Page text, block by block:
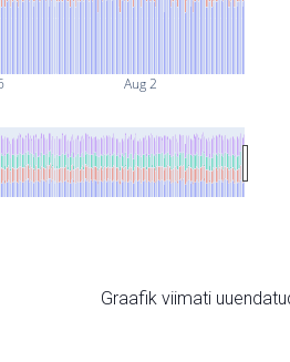
Aug 2
Graafik viimati